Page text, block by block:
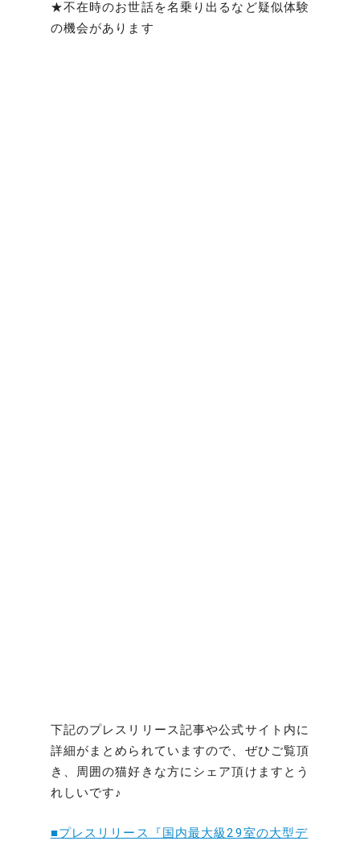
★不在時のお世話を名乗り出るなど疑似体験
の機会があります
下記のプレスリリース記事や公式サイト内に
詳細がまとめられていますので、ぜひご覧頂
き、周囲の猫好きな方にシェア頂けますとう
れしいです♪
■プレスリリース『国内最大級29室の大型デ